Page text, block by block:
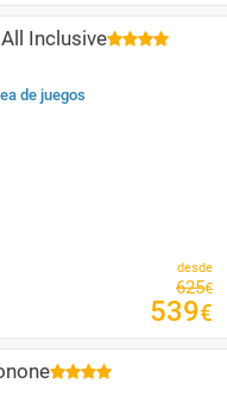
Inclusive
de juegos
desde
625€
539€